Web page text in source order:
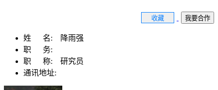
收藏 我要合作
姓 名:
降雨强
职 务:
职 称: 研究员
通讯地址: